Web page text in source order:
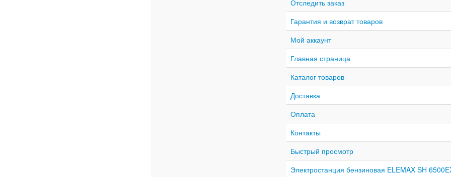
Отследить заказ
Гарантия и возврат товаров
Мой аккаунт
Главная страница
Каталог товаров
Доставка
Оплата
Контакты
Быстрый просмотр
Электростанция бензиновая ELEMAX SH